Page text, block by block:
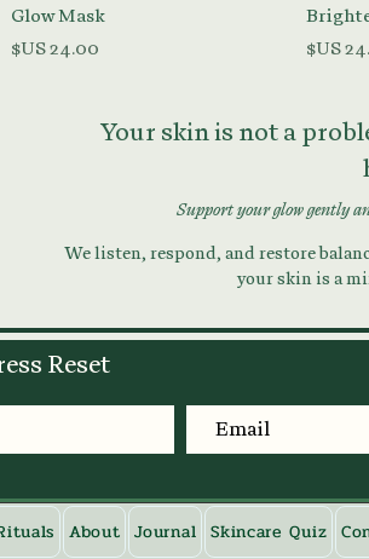
Glow Mask
السعر
Your skin is not a
Support your glow gently
We listen, respond, and restore
your skin is a
Reset
About Journal Skincare Quiz